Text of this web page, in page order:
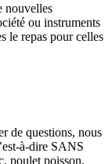
nouvelles
ou instruments
le repas pour celles
de questions, nous
à-dire SANS
poulet poisson,